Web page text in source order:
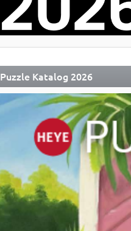
Puzzle Katalog 2026